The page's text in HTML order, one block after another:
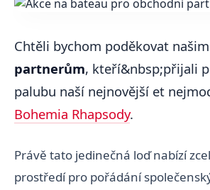
Chtěli bychom poděkovat našim
partnerům, kteří&nbsp;přijali
palubu naší nejnovější et
Bohemia Rhapsody.
Právě tato jedinečná loď nabízí
prostředí pro pořádání